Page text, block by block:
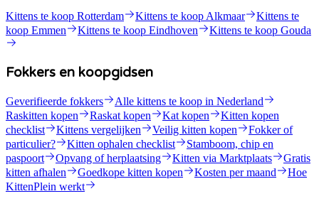
Kittens te koop Rotterdam Kittens te koop Alkmaar
Kittens te
koop Emmen
Kittens te koop Eindhoven Kittens te koop Gouda
Fokkers en koopgidsen
Geverifieerde fokkers
Alle kittens te koop in Nederland
Raskitten kopen
Raskat kopen Kat kopen
Kitten kopen
checklist
Kittens vergelijken Veilig kitten kopen
Fokker of
particulier?
Kitten ophalen checklist
Stamboom, chip en
paspoort
Opvang of herplaatsing Kitten via Marktplaats
Gratis
kitten afhalen
Goedkope kitten kopen Kosten per maand
Hoe
KittenPlein werkt